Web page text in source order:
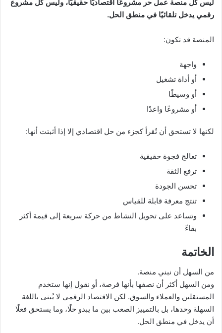
ليس كل منصة عمل حر مشروعًا اقتصاديًا حقيقيًا، وليس كل مشروع
رقمي يدخل تلقائيًا في منطق الحل.
المنصة قد تكون:
واجهة
أو أداة تشغيل
أو وسيطًا
أو مشروعًا واعدًا
لكنها لا تستحق أن تُقرأ كجزء من حل اقتصادي إلا إذا أثبتت أنها:
تعالج فجوة حقيقية
ترفع الثقة
تحسن الجودة
تنتج معرفة قابلة للقياس
وتساعد على تحويل النشاط من حركة سريعة إلى قيمة أكثر
بقاءً
الخاتمة
من السهل أن نبني منصة.
ومن السهل أكثر أن نصفها بأنها فرصة، أو نقول إنها ستخدم
المستقلين والعملاء والسوق. لكن الاقتصاد الرقمي لا يُبنى باللغة
السهلة وحدها، بل بالتمييز الصعب بين ما يبدو حلًا، وما يستحق فعلًا
أن يدخل في منطق الحل.